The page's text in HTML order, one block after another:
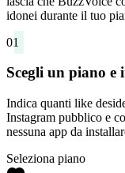
idonei durante il tuo
01
Scegli un piano e
Indica quanti like
Instagram pubblico e
nessuna app da
Seleziona piano